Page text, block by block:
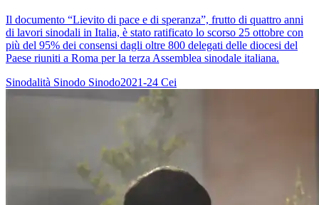
Il documento “Lievito di pace e di speranza”, frutto di quattro anni
di lavori sinodali in Italia, è stato ratificato lo scorso 25 ottobre con
più del 95% dei consensi dagli oltre 800 delegati delle diocesi del
Paese riuniti a Roma per la terza Assemblea sinodale italiana.
Sinodalità Sinodo Sinodo2021-24 Cei